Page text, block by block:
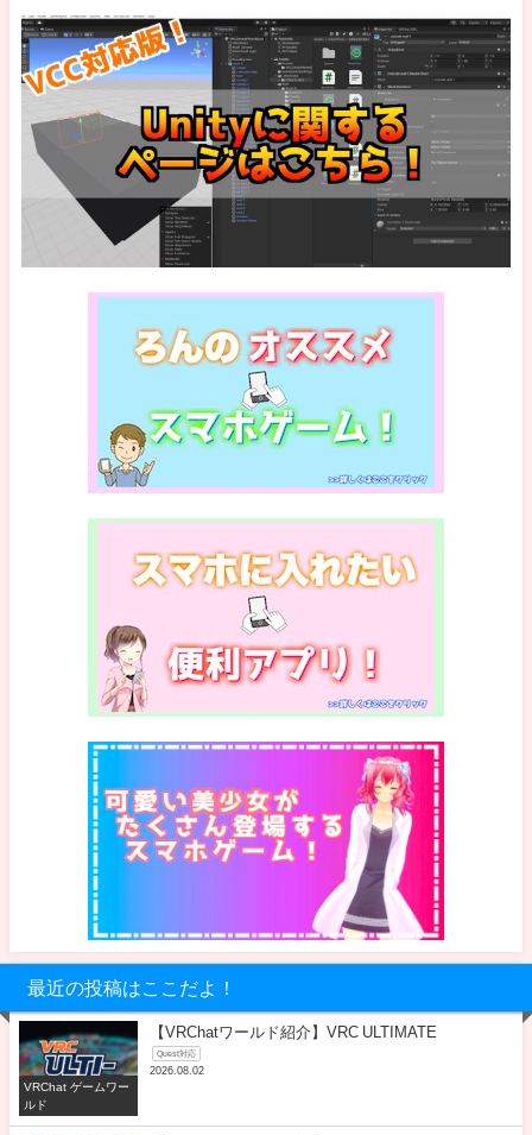
最近の投稿はここだよ！
VRChat ゲームワー
ルド
【VRChatワールド紹介】VRC ULTIMATE
Quest対応
2026.08.02